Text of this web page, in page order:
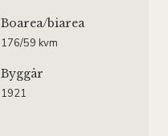
Boarea/biarea
176/59 kvm
Byggår
1921